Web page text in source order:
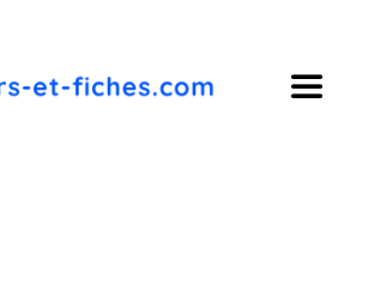
Toggle